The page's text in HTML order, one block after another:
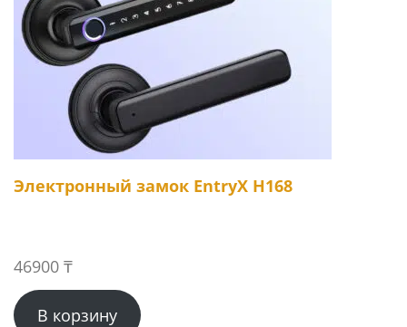
Электронный замок EntryX H168
46900 ₸
В корзину